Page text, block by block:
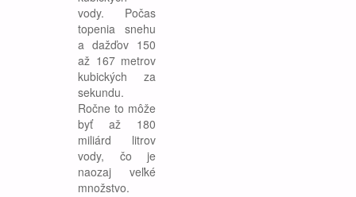
vody. Počas
topenia snehu
a dažďov 150
až 167 metrov
kubických za
sekundu.
Ročne to môže
byť až 180
miliárd litrov
vody, čo je
naozaj veľké
množstvo.